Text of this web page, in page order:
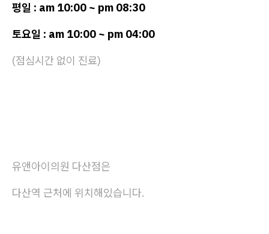
평일 : am 10:00 ~ pm 08:30
토요일 : am 10:00 ~ pm 04:00
(점심시간 없이 진료)
유앤아이의원 다산점은
다산역 근처에 위치해있습니다.